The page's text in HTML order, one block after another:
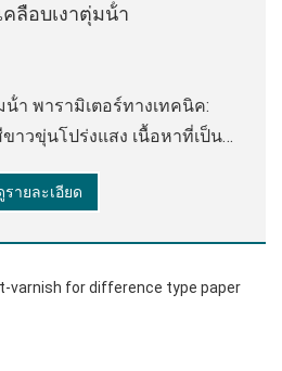
คลือบเงาตุ่มน้ํา
ทคนิค:
าวขุ่นโปร่งแสง เนื้อหาที่เป็น
30 / นาที 4 # ถ้วย Zahn, 25 °C
รายละเอียด